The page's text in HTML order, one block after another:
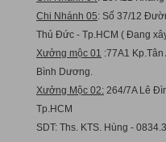
Chi Nhánh 05: Số 37/12
Thủ Đức - Tp.HCM ( Đang
Xưởng mộc 01
:77A1
Bình Dương.
Xưởng Mộc 02: 264/7A Lê
Tp.HCM
SDT: Ths. KTS. Hùng -